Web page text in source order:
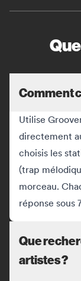
Comment
Utilise
directement
choisis les
(trap
morceau.
réponse sous
Que
artistes ?